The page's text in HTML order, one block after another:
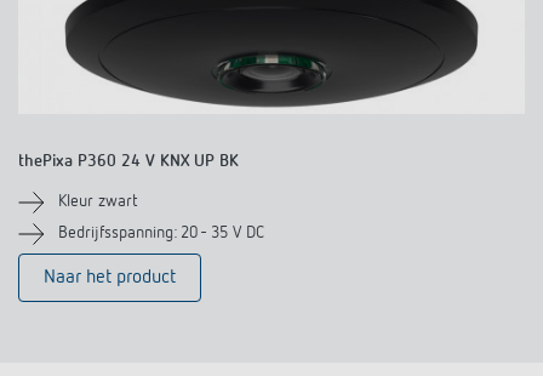
thePixa P360 24 V KNX UP BK
Kleur zwart
Bedrijfsspanning: 20 - 35 V DC​
Naar het product